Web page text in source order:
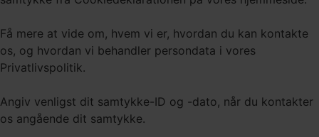
Få mere at vide om, hvem vi er, hvordan du kan kontakte
os, og hvordan vi behandler persondata i vores
Privatlivspolitik.
Angiv venligst dit samtykke-ID og -dato, når du kontakter
os angående dit samtykke.